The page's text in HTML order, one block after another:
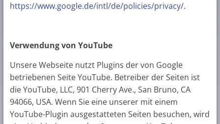
https://www.google.de/intl/de/policies/privacy/.
Verwendung von YouTube
Unsere Webseite nutzt Plugins der von Google
betriebenen Seite YouTube. Betreiber der Seiten ist
die YouTube, LLC, 901 Cherry Ave., San Bruno, CA
94066, USA. Wenn Sie eine unserer mit einem
YouTube-Plugin ausgestatteten Seiten besuchen, wird